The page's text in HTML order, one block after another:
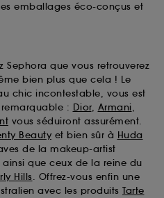
emballages éco-conçus et
Sephora que vous retrouverez
bien plus que cela ! Le
chic incontestable, vous est
: Dior, Armani,
vous séduiront assurément.
Beauty et bien sûr à Huda
de la makeup-artist
ainsi que ceux de la reine du
Hills. Offrez-vous enfin une
avec les produits Tarte